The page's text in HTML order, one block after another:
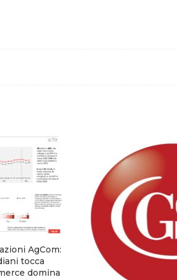
AgCom:
tocca
domina